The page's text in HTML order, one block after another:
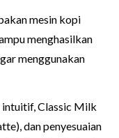
mesin kopi
menghasilkan
menggunakan
intuitif, Classic Milk
dan penyesuaian